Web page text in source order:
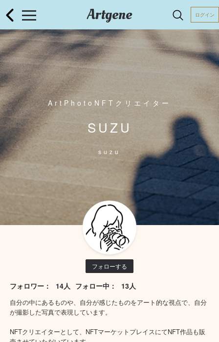
Artgene ログイン
ArtPhotoNFTクリエイター
SUZU
suzu
フォローする
フォロワー： 14人 フォロー中： 13人
自分の中にあるものや、自分が感じたものをアート的な視点で、自分
が撮影した写真で表現しています。
NFTクリエイターとして、NFTマーケットプレイスにてNFT作品も販